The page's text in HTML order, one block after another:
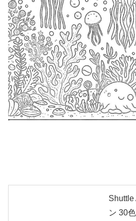
Shuttle
ン 30